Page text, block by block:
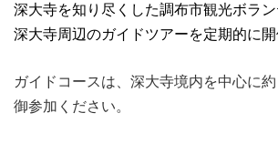
深大寺を知り尽くした調布市観光ボラン
深大寺周辺のガイドツアーを定期的に開
ガイドコースは、深大寺境内を中心に
御参加ください。